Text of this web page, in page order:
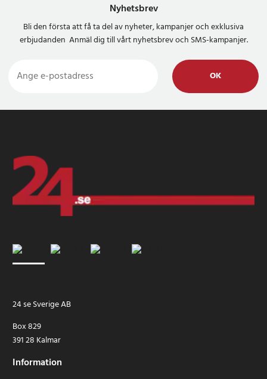
Nyhetsbrev
Bli den första att få ta del av nyheter, kampanjer och exklusiva
erbjudanden Anmäl dig till vårt nyhetsbrev och SMS-kampanjer.
OK
24 se Sverige AB
Box 829
391 28 Kalmar
Information